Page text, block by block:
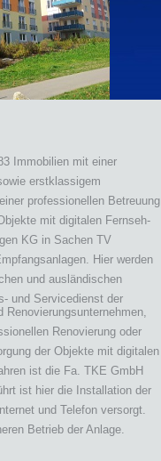
Immobilien mit einer
erstklassigem
professionellen Betreuung
mit digitalen Fernseh-
KG in Sachen TV
Hier werden
und ausländischen
und Servicedienst der
Renovierung oder
der Objekte mit digitalen
ist die Fa. TKE GmbH
ist hier die Installation der
und Telefon versorgt.
Betrieb der Anlage.